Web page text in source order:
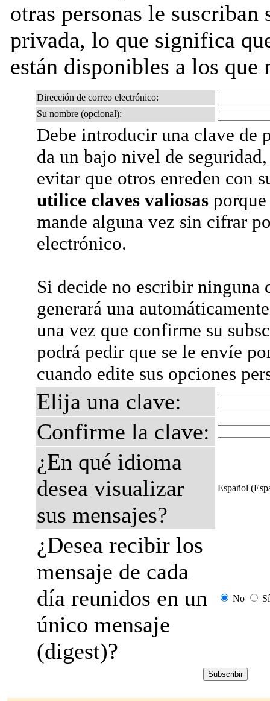
otras personas le
privada, lo que significa
están disponibles a los que
Dirección de correo electrónico:
Su nombre (opcional):
Debe introducir una clave de
da un bajo nivel de
evitar que otros enreden con
utilice claves valiosas
mande alguna vez sin cifrar
electrónico.
Si decide no escribir ninguna
generará una
una vez que confirme su
podrá pedir que se le envíe
cuando edite sus opciones
Elija una clave:
Confirme la clave:
¿En qué idioma
desea visualizar
sus mensajes?
Español
¿Desea recibir los
mensaje de cada
día reunidos en un
único mensaje
(digest)?
No Sí